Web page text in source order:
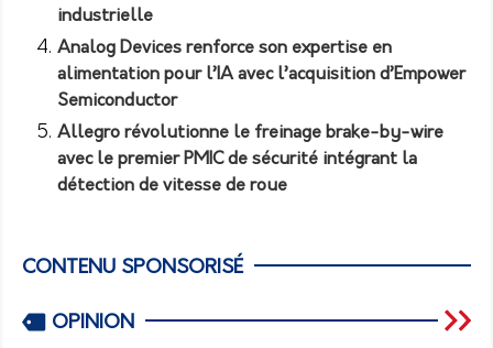
industrielle
Analog Devices renforce son expertise en
alimentation pour l’IA avec l’acquisition d’Empower
Semiconductor
Allegro révolutionne le freinage brake-by-wire
avec le premier PMIC de sécurité intégrant la
détection de vitesse de roue
CONTENU SPONSORISÉ
OPINION